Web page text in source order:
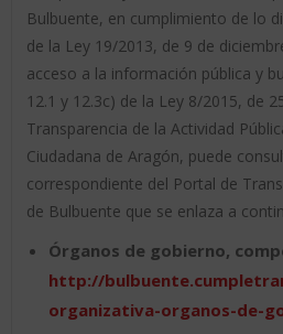
Bulbuente, en cumplimiento de lo
de la Ley 19/2013, de 9 de
acceso a la información pública y
12.1 y 12.3c) de la Ley 8/2015, de
Transparencia de la Actividad
Ciudadana de Aragón, puede
correspondiente del Portal de
de Bulbuente que se enlaza a
Órganos de gobierno,
http://
organizativa-organos-de-